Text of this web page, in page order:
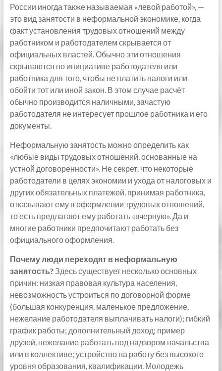
России иногда также называемая «левой работой», —
это вид занятости в неформальной экономике, когда
факт установления трудовых отношений между
работником и работодателем скрывается от
официальных властей. Обычно эти отношения
скрываются по инициативе работодателя или
работника для того, чтобы не платить налоги или
обойти тот или иной закон. В этом случае расчёт
обычно производится наличными, зачастую
работодателя не интересует прошлое работника и его
документы.
Неформальную занятость можно определить как
«любые виды трудовых отношений, основанные на
устной договоренности». Не секрет, что некоторые
работодатели в целях экономии и ухода от налоговых и
других обязательных платежей, принимая работника,
отказывают ему в оформлении трудовых отношений,
то есть предлагают ему работать «вчерную». Да и
многие работники предпочитают работать без
официального оформления.
Почему люди переходят в неформальную
занятость?Здесь существует несколько основных
причин: низкая правовая культура населения,
невозможность устроиться по договорной форме
(большая конкуренция, маленькое предложение,
нежелание работодателя выплачивать налоги); гибкий
график работы; дополнительный доход; пример
друзей, нежелание работать под надзором начальства
или в коллективе; устройство на работу без высокого
уровня образования, квалификации. Молодежь